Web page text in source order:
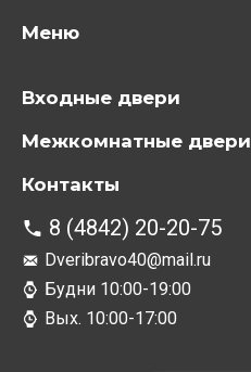
Меню
Входные двери
Межкомнатные двери
Контакты
8 (4842) 20-20-75
Dveribravo40@mail.ru
Будни 10:00-19:00
Вых. 10:00-17:00